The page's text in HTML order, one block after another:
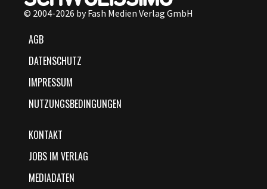
© 2004-2026 by Fash Medien Verlag GmbH
AGB
DATENSCHUTZ
IMPRESSUM
NUTZUNGSBEDINGUNGEN
KONTAKT
JOBS IM VERLAG
MEDIADATEN